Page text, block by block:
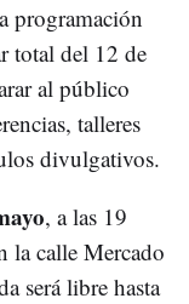
programación
total del 12 de
al público
talleres
divulgativos.
, a las 19
la calle Mercado
será libre hasta